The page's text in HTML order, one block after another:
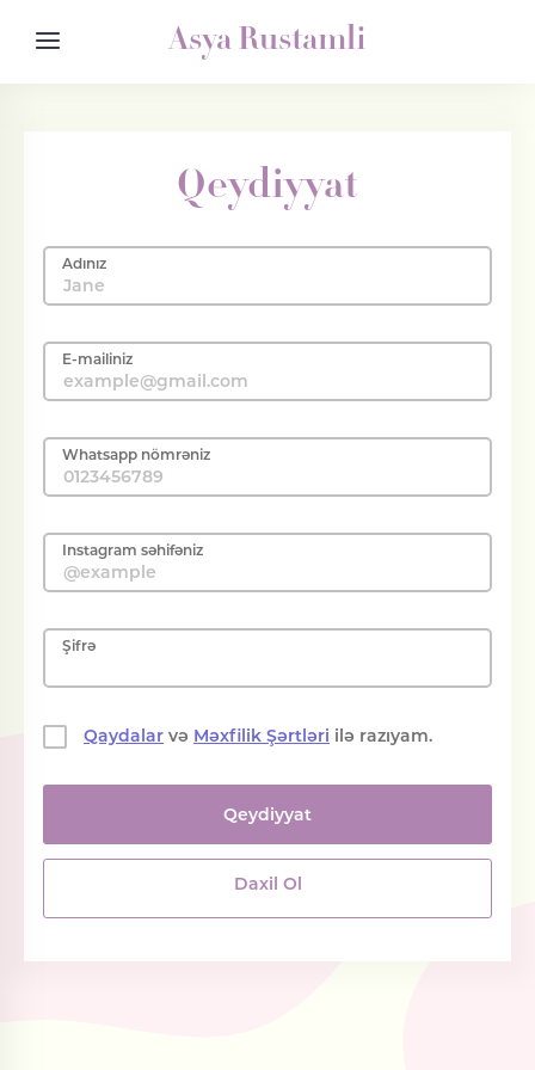
Asya Rustamli
Qeydiyyat
Adınız
E-mailiniz
Whatsapp nömrəniz
Instagram səhifəniz
Şifrə
Qaydalar və Məxfilik Şərtləri ilə razıyam.
Qeydiyyat
Daxil Ol